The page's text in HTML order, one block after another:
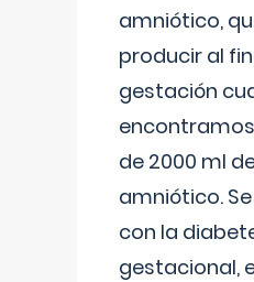
amniótico,
producir al
gestación
de 2000 ml
amniótico.
con la
gestacional,